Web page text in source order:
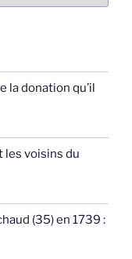
la donation qu’il
les voisins du
(35) en 1739 :